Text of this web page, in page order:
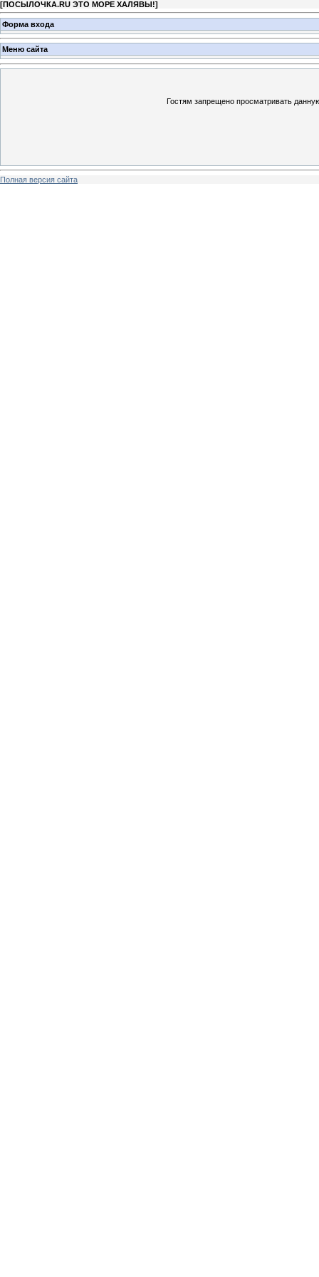
[ПОСЫЛОЧКА.RU ЭТО МОРЕ ХАЛЯВЫ!]
Форма входа
Меню сайта
Гостям запрещено просматривать
Полная версия сайта